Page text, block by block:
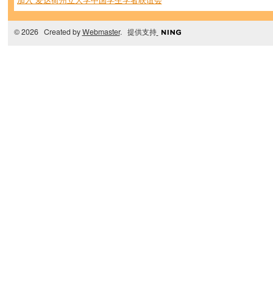
© 2026 Created byWebmaster. 提供支持